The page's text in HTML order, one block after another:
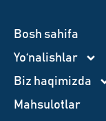
Bosh sahifa
Yo‘nalishlar
Biz haqimizda
Mahsulotlar